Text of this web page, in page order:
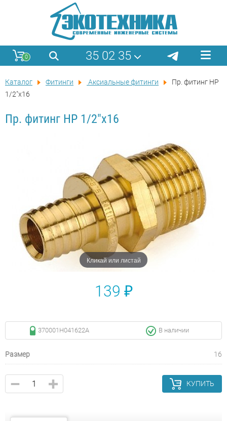
0 35 02 35
Каталог Фитинги Аксиальные фитинги
Пр. фитинг НР
1/2"х16
Пр. фитинг НР 1/2"х16
Кликай или листай
139 ₽
370001H041622A В наличии
Размер 16
КУПИТЬ